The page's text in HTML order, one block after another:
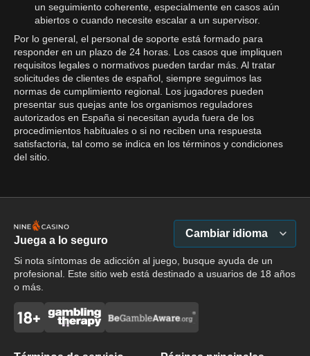
un seguimiento coherente, especialmente en casos aún
abiertos o cuando necesite escalar a un supervisor.
Por lo general, el personal de soporte está formado para
responder en un plazo de 24 horas. Los casos que impliquen
requisitos legales o normativos pueden tardar más. Al tratar
solicitudes de clientes de español, siempre seguimos las
normas de cumplimiento regional. Los jugadores pueden
presentar sus quejas ante los organismos reguladores
autorizados en España si necesitan ayuda fuera de los
procedimientos habituales o si no reciben una respuesta
satisfactoria, tal como se indica en los términos y condiciones
del sitio.
Juega a lo seguro
Si nota síntomas de adicción al juego, busque ayuda de un
profesional. Este sitio web está destinado a usuarios de 18 años
o más.
Cambiar idioma